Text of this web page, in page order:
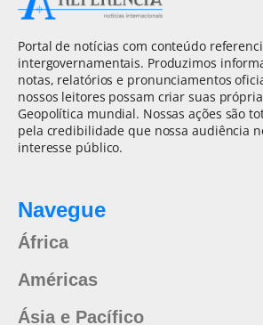
Portal de notícias com conteúdo
intergovernamentais. Produzimos
notas, relatórios e pronunciamentos
nossos leitores possam criar suas
Geopolítica mundial. Nossas ações são
pela credibilidade que nossa audiência
interesse público.
Navegue
África
Américas
Ásia e Pacífico